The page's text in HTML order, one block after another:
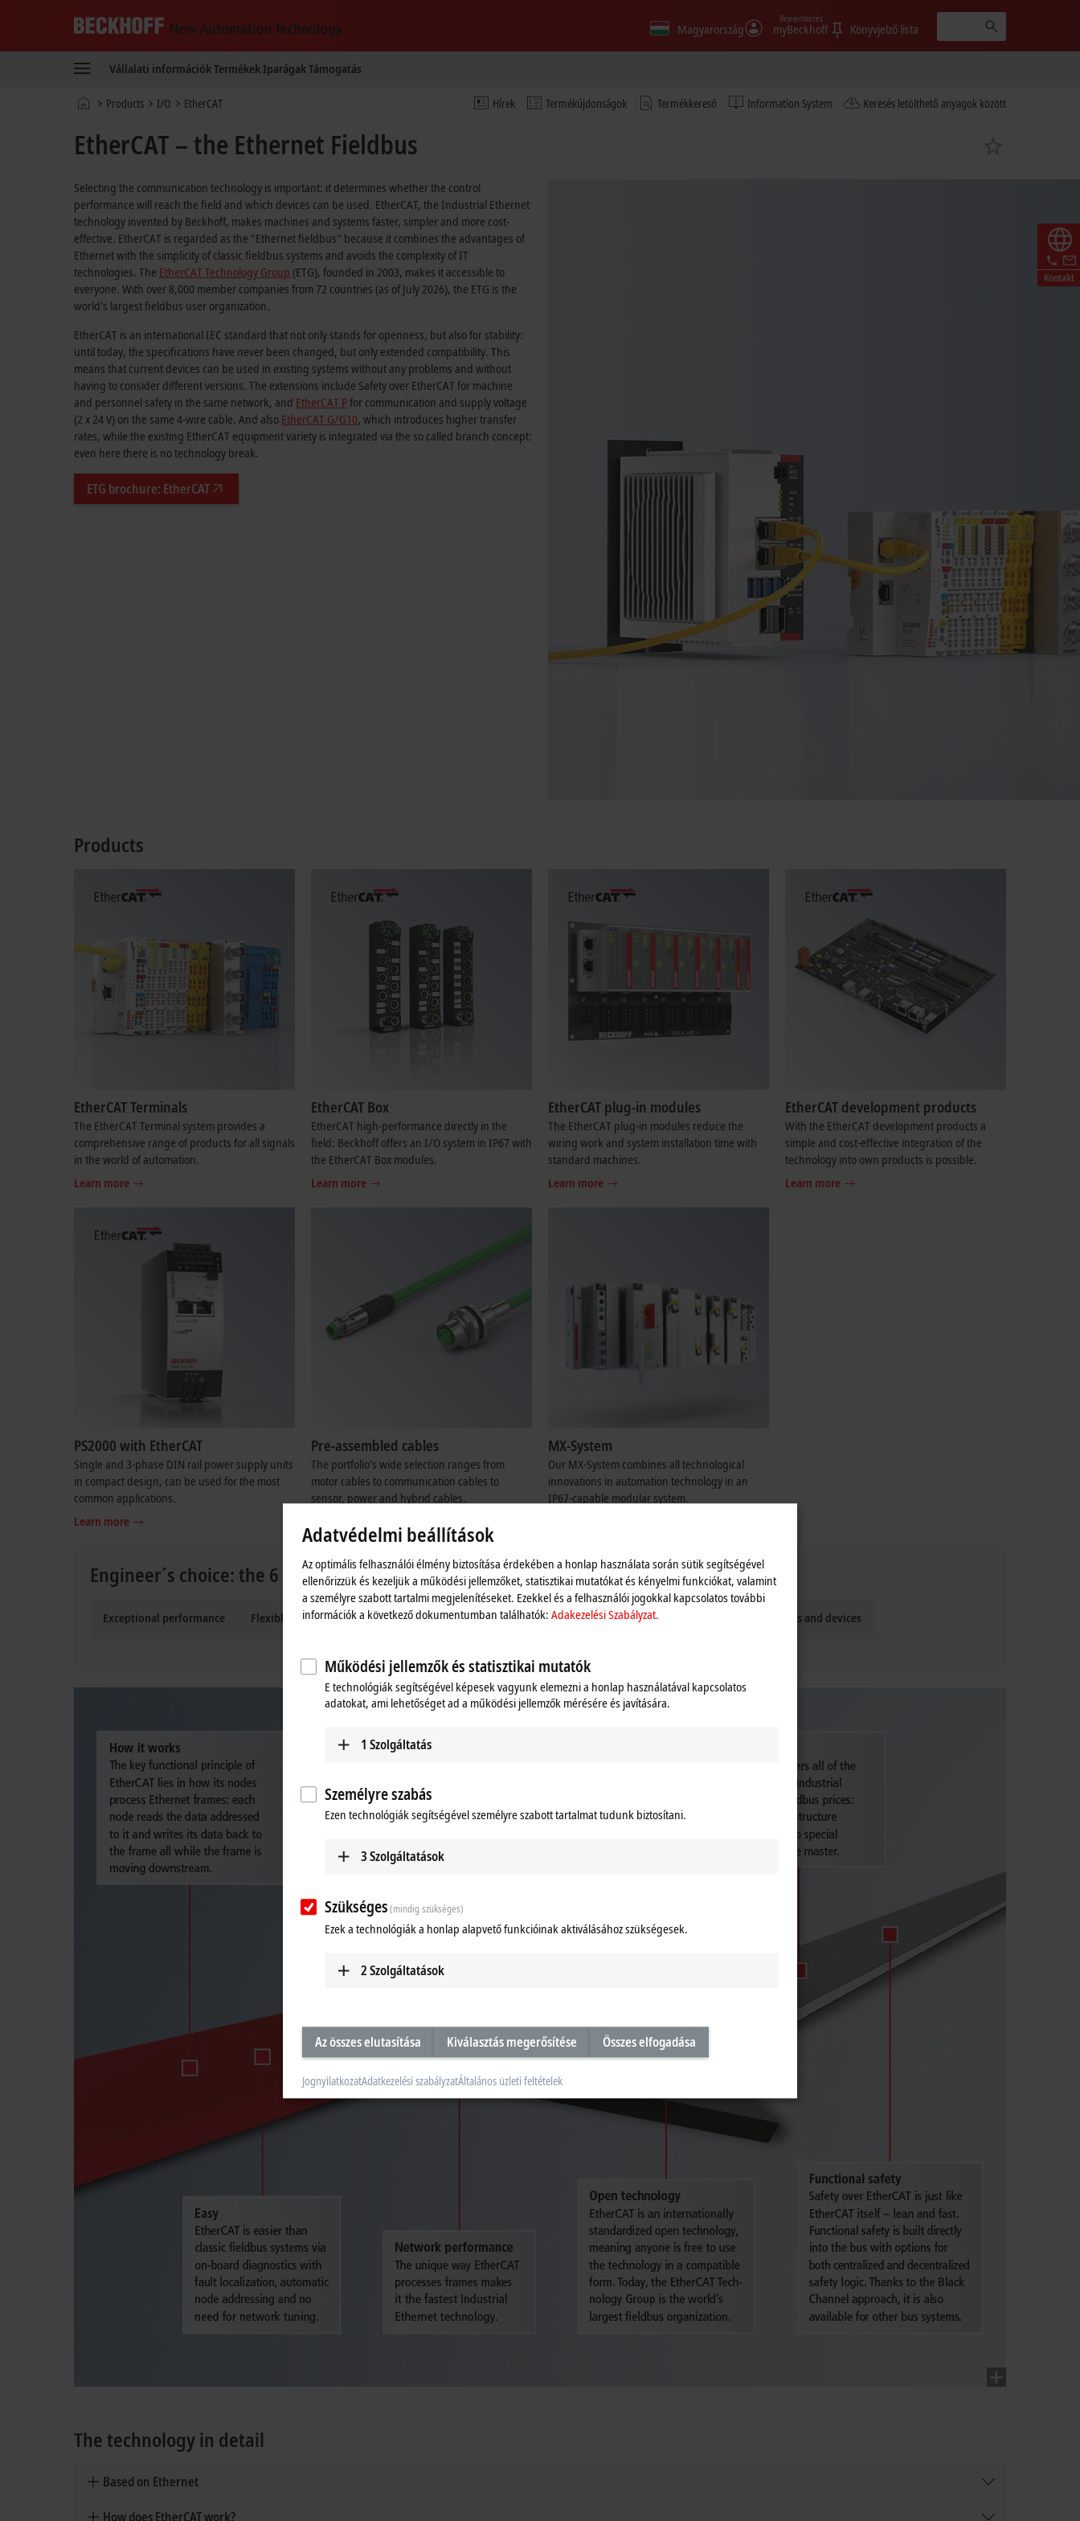
New
Technology
Magyarország myBeckhoff
Bejelentkezés
Könyvjelző lista
Vállalati információkTermékek IparágakTámogatás
Hírek Termékújdonságok Termékkereső Information System Keresés letölthető anyagok között
KezdőlapProducts I/O EtherCAT
Kontakt
EtherCAT – the Ethernet Fieldbus
Selecting the communication technology is important: it determines whether the control
performance will reach the field and which devices can be used. EtherCAT, the Industrial Ethernet
technology invented by Beckhoff, makes machines and systems faster, simpler and more cost-
effective. EtherCAT is regarded as the "Ethernet fieldbus" because it combines the advantages of
Ethernet with the simplicity of classic fieldbus systems and avoids the complexity of IT
technologies. The EtherCAT Technology Group (ETG), founded in 2003, makes it accessible to
everyone. With over 8,000 member companies from 72 countries (as of July 2026), the ETG is the
world's largest fieldbus user organization.
EtherCAT is an international IEC standard that not only stands for openness, but also for stability:
until today, the specifications have never been changed, but only extended compatibility. This
means that current devices can be used in existing systems without any problems and without
having to consider different versions. The extensions include Safety over EtherCAT for machine
and personnel safety in the same network, and EtherCAT Pfor communication and supply voltage
(2 x 24 V) on the same 4-wire cable. And also EtherCAT G/G10, which introduces higher transfer
rates, while the existing EtherCAT equipment variety is integrated via the so called branch concept:
even here there is no technology break.
ETG brochure: EtherCAT
Products
EtherCAT Terminals
The EtherCAT Terminal system provides a
comprehensive range of products for all signals
in the world of automation.
Learn more
EtherCAT Box
EtherCAT high-performance directly in the
field: Beckhoff offers an I/O system in IP67 with
the EtherCAT Box modules.
Learn more
EtherCAT plug-in modules
The EtherCAT plug-in modules reduce the
wiring work and system installation time with
standard machines.
Learn more
EtherCAT development products
With the EtherCAT development products a
simple and cost-effective integration of the
technology into own products is possible.
Learn more
PS2000 with EtherCAT
Single and 3-phase DIN rail power supply units
in compact design, can be used for the most
common applications.
Learn more
Pre-assembled cables
The portfolio's wide selection ranges from
motor cables to communication cables to
sensor, power and hybrid cables.
MX-System
Our MX-System combines all technological
innovations in automation technology in an
IP67-capable modular system.
Engineer´s choice: the 6 key benefits of EtherCAT
Exceptional performance Flexible topology Simple and robust Integrated safety Affordability Largest variety of vendors and devices
The technology in detail
Based on Ethernet
How does EtherCAT work?
Adatvédelmi beállítások
Az optimális felhasználói élmény biztosítása érdekében a honlap használata során sütik segítségével
ellenőrizzük és kezeljük a működési jellemzőket, statisztikai mutatókat és kényelmi funkciókat, valamint
a személyre szabott tartalmi megjelenítéseket. Ezekkel és a felhasználói jogokkal kapcsolatos további
információk a következő dokumentumban találhatók: Adakezelési Szabályzat.
Működési jellemzők és statisztikai mutatók
E technológiák segítségével képesek vagyunk elemezni a honlap használatával kapcsolatos
adatokat, ami lehetőséget ad a működési jellemzők mérésére és javítására.
1 Szolgáltatás
Személyre szabás
Ezen technológiák segítségével személyre szabott tartalmat tudunk biztosítani.
3Szolgáltatások
Szükséges(mindig szükséges)
Ezek a technológiák a honlap alapvető funkcióinak aktiválásához szükségesek.
2Szolgáltatások
Az összes elutasítása Kiválasztás megerősítése Összes elfogadása
JognyilatkozatAdatkezelési szabályzatÁltalános üzleti feltételek